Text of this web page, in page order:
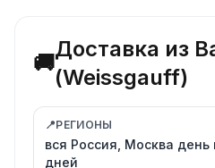
🚚
Доставка из
(Weissgauff)
📍РЕГИОНЫ
вся Россия, Москва
дней